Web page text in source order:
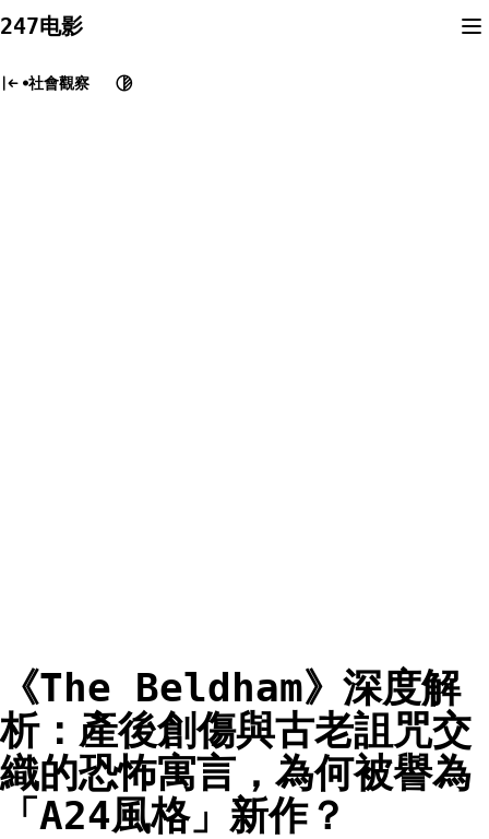
to
247电影
社會觀察
《The Beldham》深度解
析：產後創傷與古老詛咒交
織的恐怖寓言，為何被譽為
「A24風格」新作？